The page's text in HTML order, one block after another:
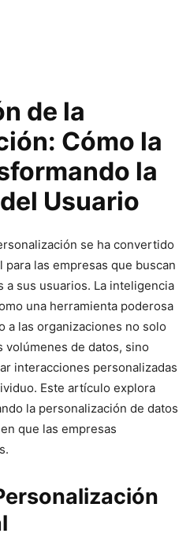
de la
Cómo la
la
Usuario
se ha convertido
las empresas que buscan
sus usuarios. La inteligencia
una herramienta poderosa
a las organizaciones no solo
volúmenes de datos, sino
interacciones personalizadas
Este artículo explora
la personalización de datos
que las empresas